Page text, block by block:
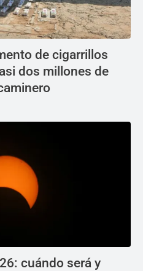
de cigarrillos
dos millones de
cuándo será y